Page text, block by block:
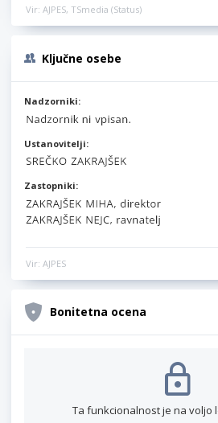
Vir: AJPES, TSmedia (Status)
Ključne osebe
Nadzorniki:
Ustanovitelji:
Zastopniki:
Vir: AJPES
Bonitetna ocena
Ta funkcionalnost je na voljo